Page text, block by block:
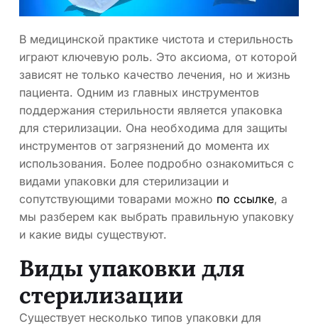
В медицинской практике чистота и стерильность
играют ключевую роль. Это аксиома, от которой
зависят не только качество лечения, но и жизнь
пациента. Одним из главных инструментов
поддержания стерильности является упаковка
для стерилизации. Она необходима для защиты
инструментов от загрязнений до момента их
использования. Более подробно ознакомиться с
видами упаковки для стерилизации и
сопутствующими товарами можно по ссылке, а
мы разберем как выбрать правильную упаковку
и какие виды существуют.
Виды упаковки для
стерилизации
Существует несколько типов упаковки для